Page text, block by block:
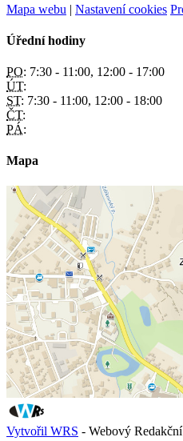
Mapa webu | Nastavení cookies
Úřední hodiny
PO: 7:30 - 11:00, 12:00 - 17:00
ÚT:
ST: 7:30 - 11:00, 12:00 - 18:00
ČT:
PÁ:
Mapa
Vytvořil WRS - Webový